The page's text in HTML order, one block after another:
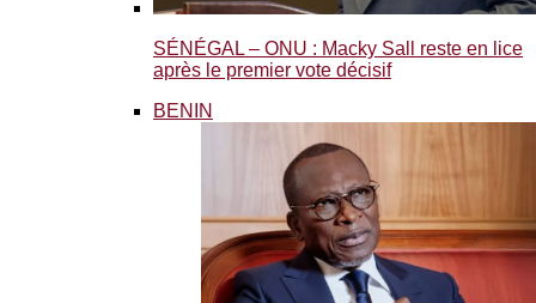
SÉNÉGAL – ONU : Macky Sall reste en lice
après le premier vote décisif
BENIN